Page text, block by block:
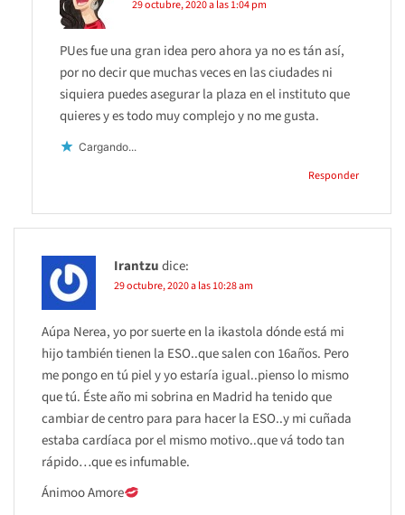
29 octubre, 2020 a las 1:04 pm
PUes fue una gran idea pero ahora ya no es tán así,
por no decir que muchas veces en las ciudades ni
siquiera puedes asegurar la plaza en el instituto que
quieres y es todo muy complejo y no me gusta.
Cargando...
Responder
Irantzudice:
29 octubre, 2020 a las 10:28 am
Aúpa Nerea, yo por suerte en la ikastola dónde está mi
hijo también tienen la ESO..que salen con 16años. Pero
me pongo en tú piel y yo estaría igual..pienso lo mismo
que tú. Éste año mi sobrina en Madrid ha tenido que
cambiar de centro para para hacer la ESO..y mi cuñada
estaba cardíaca por el mismo motivo..que vá todo tan
rápido…que es infumable.
Ánimoo Amore